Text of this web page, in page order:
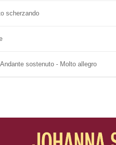
scherzando
sostenuto - Molto allegro